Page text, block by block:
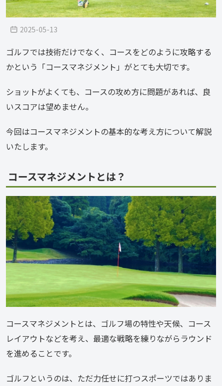
2025-05-13
ゴルフでは技術だけでなく、コースをどのように攻略する
かという「コースマネジメント」がとても大切です。
ショットがよくても、コースの攻め方に問題があれば、良
いスコアは望めません。
今回はコースマネジメントの基本的な考え方について解説
いたします。
コースマネジメントとは？
コースマネジメントとは、ゴルフ場の特性や天候、コース
レイアウトなどを考え、最適な戦略を練りながらラウンド
を進めることです。
ゴルフというのは、ただ力任せに打つスポーツではありま